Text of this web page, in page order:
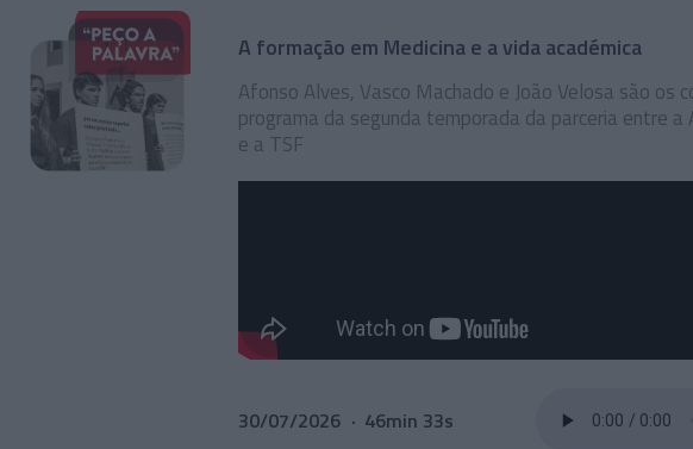
A formação em Medicina e a vida académica
Afonso Alves, Vasco Machado e João Velosa são os
programa da segunda temporada da parceria entre a
e a TSF
30/07/2026 46min 33s